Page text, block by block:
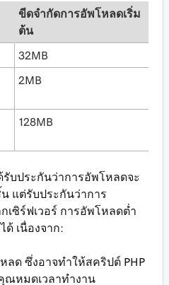
ขีดจำกัดการอัพโหลดเริ่ม
ต้น
32MB
2MB
128MB
บประกันว่าการอัพโหลดจะ
น แต่รับประกันว่าการ
เซิร์ฟเวอร์ การอัพโหลดต่ำ
ด้ เนื่องจาก:
ลด ซึ่งอาจทำให้สคริปต์ PHP
ณหมดเวลาทำงาน